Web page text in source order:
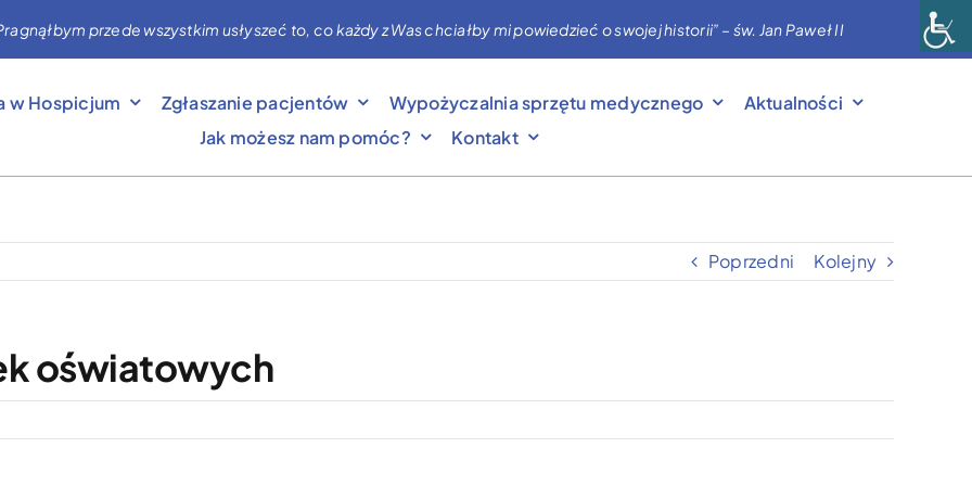
przede wszystkim usłyszeć to, co każdy z Was chciałby mi powiedzieć o swojej historii” – św. Jan Paweł II
w Hospicjum Zgłaszanie pacjentów Wypożyczalnia sprzętu medycznego
Aktualności
Jak możesz nam pomóc?
Kontakt
Poprzedni Kolejny
oświatowych